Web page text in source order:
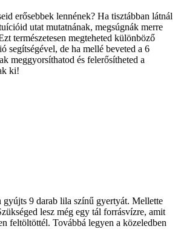
erősebbek lennének? Ha tisztábban látnál
utat mutatnának, megsúgnák merre
természetesen megteheted különböző
segítségével, de ha mellé beveted a 6
meggyorsíthatod és felerősítheted a
ki!
gyújts 9 darab lila színű gyertyát. Mellette
lesz még egy tál forrásvízre, amit
feltöltöttél. Továbbá legyen a közeledben